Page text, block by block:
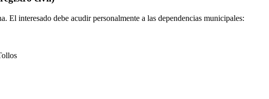
El interesado debe acudir personalmente a las dependencias municipales: